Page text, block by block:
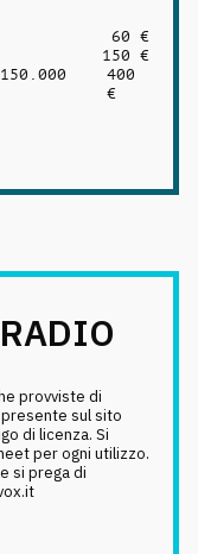
60 €
150 €
400
€
provviste di
sul sito
di licenza. Si
per ogni utilizzo.
si prega di